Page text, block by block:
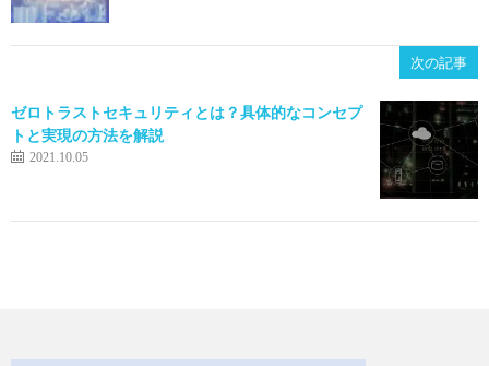
次の記事
ゼロトラストセキュリティとは？具体的なコンセプ
トと実現の方法を解説
2021.10.05